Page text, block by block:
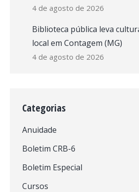
4 de agosto de 2026
Biblioteca pública leva
local em Contagem (MG)
4 de agosto de 2026
Categorias
Anuidade
Boletim CRB-6
Boletim Especial
Cursos